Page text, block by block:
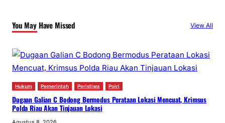
h
You May Have Missed View All
Hukum Pemerintah Peristiwa Polri
Dugaan Galian C Bodong Bermodus Perataan Lokasi Mencuat, Krimsus
Polda Riau Akan Tinjauan Lokasi